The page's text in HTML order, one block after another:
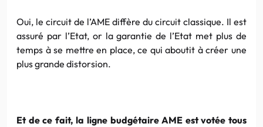
Oui, le circuit de l’AME diffère du circuit classique. Il est
assuré par l’Etat, or la garantie de l’Etat met plus de
temps à se mettre en place, ce qui aboutit à créer une
plus grande distorsion.
Et de ce fait, la ligne budgétaire AME est votée tous